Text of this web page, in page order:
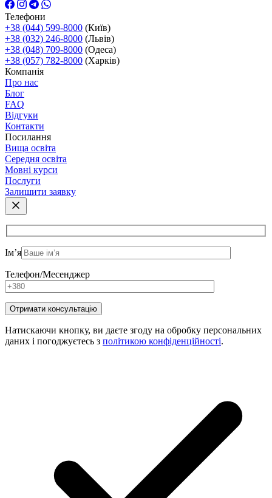
Телефони
+38 (044) 599-8000 (Київ)
+38 (032) 246-8000 (Львів)
+38 (048) 709-8000 (Одеса)
+38 (057) 782-8000 (Харків)
Компанія
Про нас
Блог
FAQ
Відгуки
Контакти
Посилання
Вища освіта
Середня освіта
Мовні курси
Послуги
Залишити заявку
Ім’я
Телефон/Месенджер
Натискаючи кнопку, ви даєте згоду на обробку персональних
даних і погоджуєтесь з політикою конфіденційності.